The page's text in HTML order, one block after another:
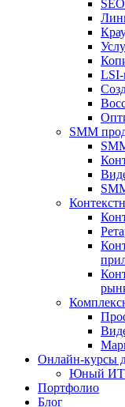
LSI-
SMM
Онлайн-курсы
Юный ИТ-
Портфолио
Блог